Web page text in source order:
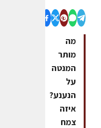
מה
מותר
המנטה
על
הנענע?
איזה
צמח